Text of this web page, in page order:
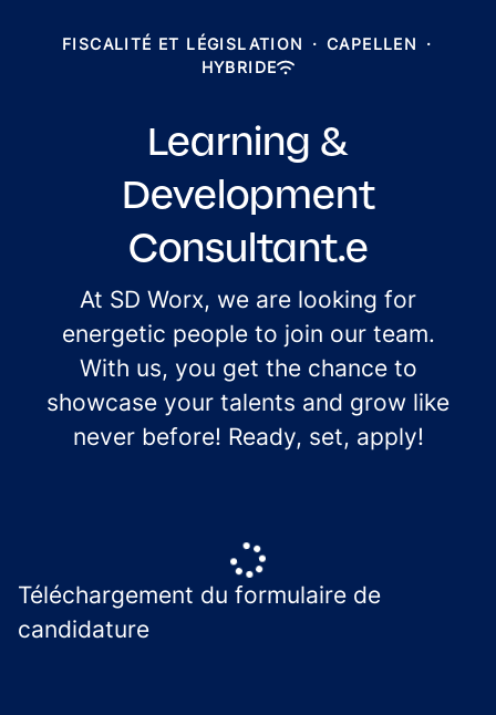
FISCALITÉ ET LÉGISLATION · CAPELLEN
·
HYBRIDE
Learning &
Development
Consultant.e
At SD Worx, we are looking for
energetic people to join our team.
With us, you get the chance to
showcase your talents and grow like
never before! Ready, set, apply!
Téléchargement du formulaire de
candidature